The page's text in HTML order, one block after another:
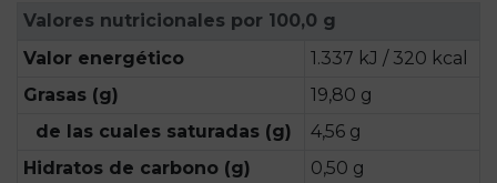
Valores nutricionales por 100,0 g
Valor energético
1.337 kJ / 320 kcal
Grasas (g)
19,80 g
de las cuales saturadas (g)
4,56 g
Hidratos de carbono (g)
0,50 g